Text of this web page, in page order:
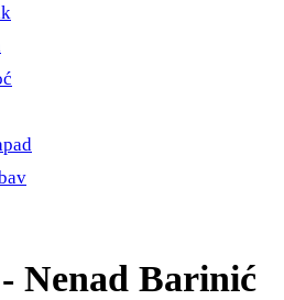
Nenad Barinić